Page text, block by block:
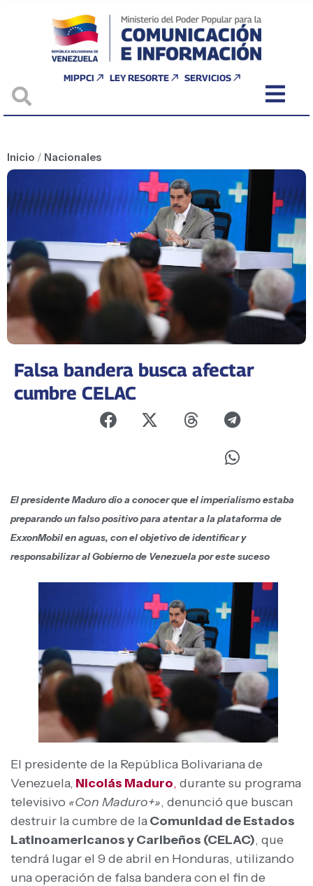
MIPPCI LEY RESORTE SERVICIOS
Inicio / Nacionales
Falsa bandera busca afectar
cumbre CELAC
El presidente Maduro dio a conocer que el imperialismo estaba
preparando un falso positivo para atentar a la plataforma de
ExxonMobil en aguas, con el objetivo de identificar y
responsabilizar al Gobierno de Venezuela por este suceso
El presidente de la República Bolivariana de
Venezuela, Nicolás Maduro, durante su programa
televisivo «Con Maduro+», denunció que buscan
destruir la cumbre de laComunidad de Estados
Latinoamericanos y Caribeños (CELAC), que
tendrá lugar el 9 de abril en Honduras, utilizando
una operación de falsa bandera con el fin de